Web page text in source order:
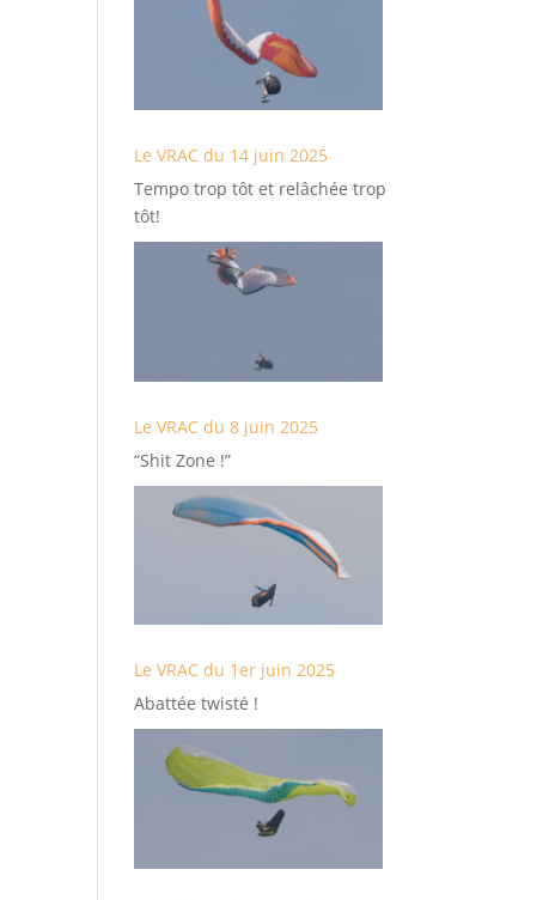
Le VRAC du 14 juin 2025
Tempo trop tôt et relâchée trop
tôt!
Le VRAC du 8 juin 2025
“Shit Zone !”
Le VRAC du 1er juin 2025
Abattée twisté !